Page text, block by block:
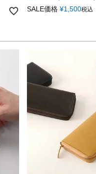
SALE価格 ¥1,500税込